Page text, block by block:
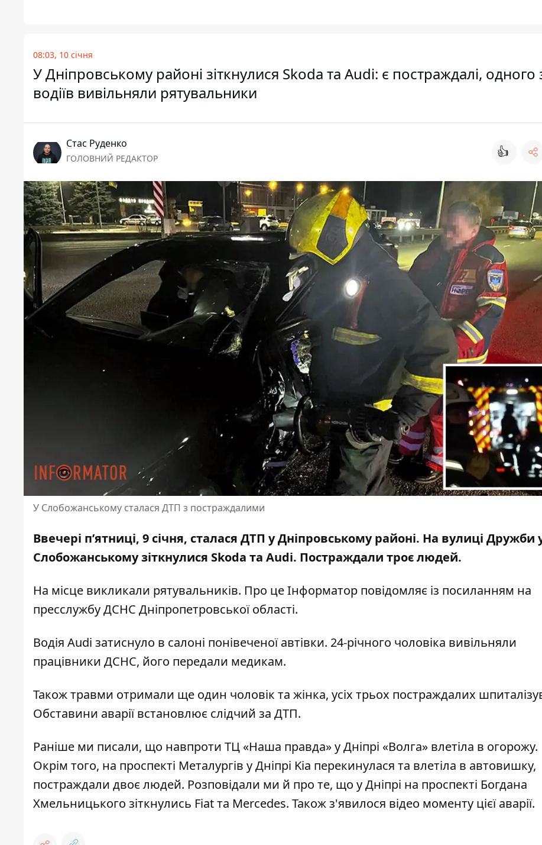
08:03, 10 січня
У Дніпровському районі зіткнулися Skoda та Audi: є постраждалі, одного
водіїв вивільняли рятувальники
Стас Руденко
ГОЛОВНИЙ РЕДАКТОР 👍
У Слобожанському сталася ДТП з постраждалими
Ввечері п’ятниці, 9 січня, сталася ДТП у Дніпровському районі. На вулиці Дружби
Слобожанському зіткнулися Skoda та Audi. Постраждали троє людей.
На місце викликали рятувальників. Про це Інформатор повідомляє із посиланням на
пресслужбу ДСНС Дніпропетровської області.
Водія Audi затиснуло в салоні понівеченої автівки. 24-річного чоловіка вивільняли
працівники ДСНС, його передали медикам.
Також травми отримали ще один чоловік та жінка, усіх трьох постраждалих
Обставини аварії встановлює слідчий за ДТП.
Раніше ми писали, що навпроти ТЦ «Наша правда» у Дніпрі «Волга» влетіла в огорожу.
Окрім того, на проспекті Металургів у Дніпрі Kia перекинулася та влетіла в автовишку,
постраждали двоє людей. Розповідали ми й про те, що у Дніпрі на проспекті Богдана
Хмельницького зіткнулись Fiat та Mercedes. Такожз'явилося відео моменту цієї аварії.